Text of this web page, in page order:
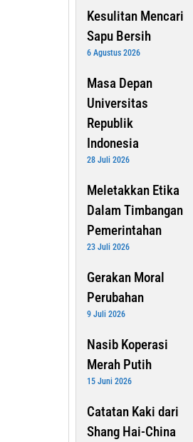
Kesulitan Mencari
Sapu Bersih
6 Agustus 2026
Masa Depan
Universitas
Republik
Indonesia
28 Juli 2026
Meletakkan Etika
Dalam Timbangan
Pemerintahan
23 Juli 2026
Gerakan Moral
Perubahan
9 Juli 2026
Nasib Koperasi
Merah Putih
15 Juni 2026
Catatan Kaki dari
Shang Hai-China